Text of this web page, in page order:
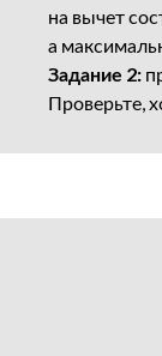
на вычет
а
Задание 2:
Проверьте,